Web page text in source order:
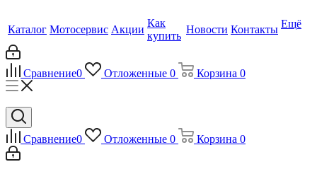
Каталог Мотосервис Акции
Как
купить
Новости Контакты Ещё
Сравнение0 Отложенные 0 Корзина 0
Сравнение0 Отложенные 0 Корзина 0